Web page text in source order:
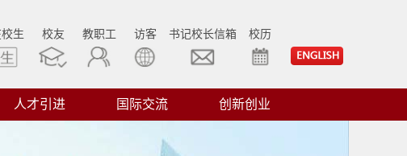
生 校友 教职工 访客 书记校长信箱 校历
人才引进 国际交流 创新创业